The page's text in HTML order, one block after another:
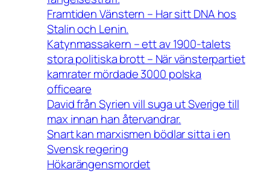
Framtiden Vänstern – Har sitt DNA hos
Stalin och Lenin.
Katynmassakern – ett av 1900-talets
stora politiska brott – När vänsterpartiet
kamrater mördade 3000 polska
officeare
David från Syrien vill suga ut Sverige till
max innan han återvandrar.
Snart kan marxismen bödlar sitta i en
Svensk regering
Hökarängensmordet